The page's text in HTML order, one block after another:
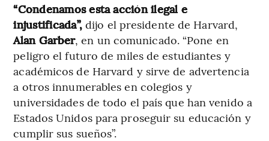
“Condenamos esta acción ilegal e
injustificada”, dijo el presidente de Harvard,
Alan Garber, en un comunicado. “Pone en
peligro el futuro de miles de estudiantes y
académicos de Harvard y sirve de advertencia
a otros innumerables en colegios y
universidades de todo el país que han venido a
Estados Unidos para proseguir su educación y
cumplir sus sueños”.